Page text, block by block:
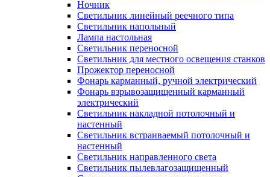
Ночник
Светильник линейный реечного типа
Светильник напольный
Лампа настольная
Светильник переносной
Светильник для местного освещения станков
Прожектор переносной
Фонарь карманный, ручной электрический
Фонарь взрывозащищенный карманный
электрический
Светильник накладной потолочный и
настенный
Светильник встраиваемый потолочный и
настенный
Светильник направленного света
Светильник пылевлагозащищенный